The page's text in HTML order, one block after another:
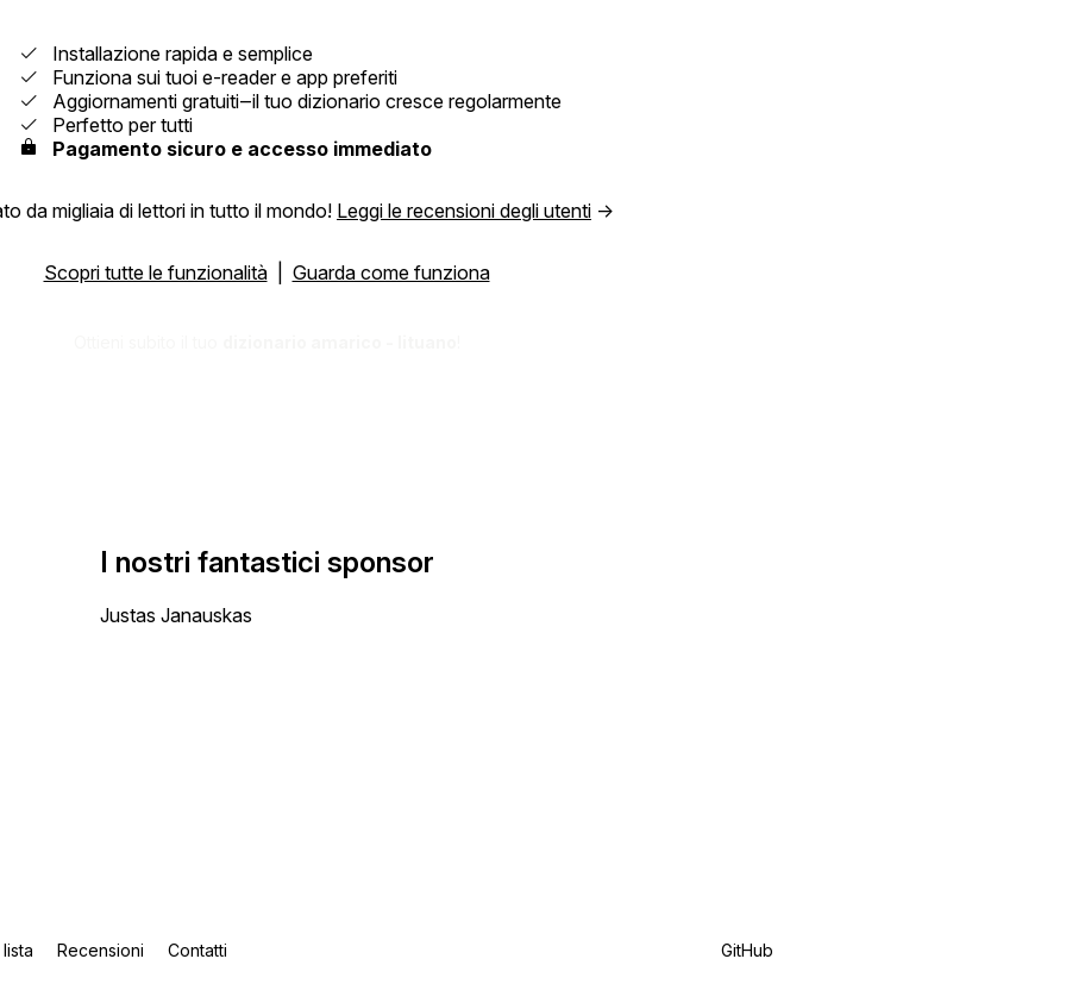
Installazione rapida e semplice
Funziona sui tuoi e-reader e app preferiti
Aggiornamenti gratuiti‒il tuo dizionario cresce regolarmente
Perfetto per tutti
Pagamento sicuro e accesso immediato
da migliaia di lettori in tutto il mondo! Leggi le recensioni degli utenti →
Scopri tutte le funzionalità| Guarda come funziona
I nostri fantastici sponsor
Justas Janauskas
Recensioni Contatti GitHub